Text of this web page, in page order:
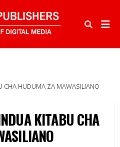
CHA HUDUMA ZA MAWASILIANO
KITABU CHA